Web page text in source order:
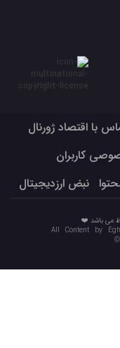
با اقتصاد ژورنال
کاربران
نبض ارزدیجیتال
می باشد ❤️
All Content by